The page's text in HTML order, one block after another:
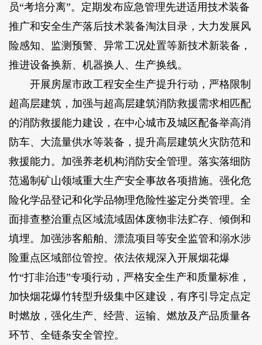
员“考培分离”。定期发布应急管理先进适用技术装备
推广和安全生产落后技术装备淘汰目录，大力发展风
险感知、监测预警、异常工况处置等新技术新装备，
推进设备换新、机器换人、生产换线。
开展房屋市政工程安全生产提升行动，严格限制
超高层建筑，加强与超高层建筑消防救援需求相匹配
的消防救援能力建设，在中心城市及城区配备举高消
防车、大流量供水等装备，提升高层建筑火灾防范和
救援能力。加强养老机构消防安全管理。落实落细防
范遏制矿山领域重大生产安全事故各项措施。强化危
险化学品登记和化学品物理危险性鉴定分类管理。全
面排查整治重点区域流域固体废物非法贮存、倾倒和
填埋。加强涉客船舶、漂流项目等安全监管和溺水涉
险重点区域部位管控。依法依规深入开展烟花爆
竹“打非治违”专项行动，严格安全生产和质量标准，
加快烟花爆竹转型升级集中区建设，有序引导定点定
时燃放，强化生产、经营、运输、燃放及产品质量各
环节、全链条安全管控。